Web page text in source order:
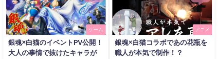
ゲーム
銀魂×白猫のイベントPV公開！
大人の事情で抜けたキャラが
アニメ
銀魂×白猫コラボであの花瓶を
職人が本気で制作！？